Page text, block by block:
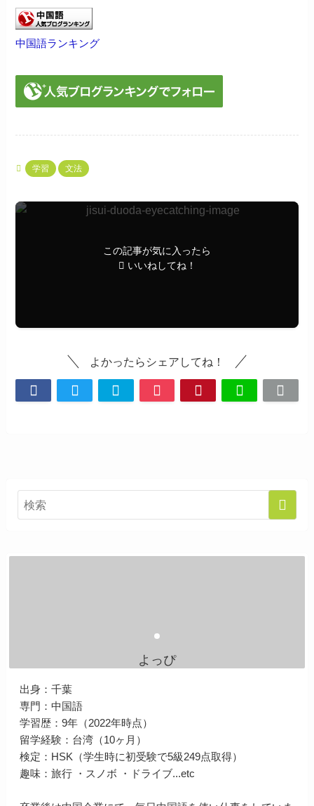
中国語ランキング
学習 文法
この記事が気に入ったら
いいねしてね！
よかったらシェアしてね！
よっぴ
出身：千葉
専門：中国語
学習歴：9年（2022年時点）
留学経験：台湾（10ヶ月）
検定：HSK（学生時に初受験で5級249点取得）
趣味：旅行 ・スノボ ・ドライブ...etc